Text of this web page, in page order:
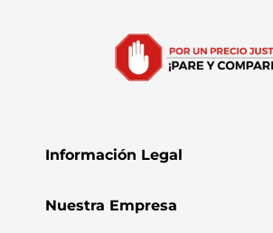
Información Legal
Nuestra Empresa